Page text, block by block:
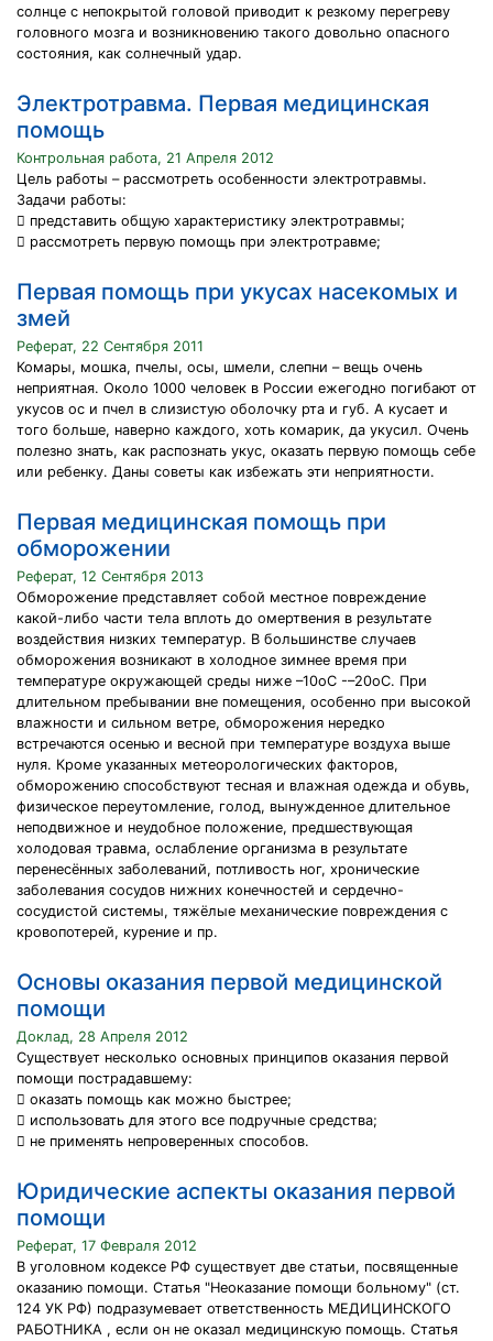
солнце с непокрытой головой приводит к резкому перегреву
головного мозга и возникновению такого довольно опасного
состояния, как солнечный удар.
Электротравма. Первая медицинская
помощь
Контрольная работа, 21 Апреля 2012
Цель работы – рассмотреть особенности электротравмы.
Задачи работы:
 представить общую характеристику электротравмы;
 рассмотреть первую помощь при электротравме;
Первая помощь при укусах насекомых и
змей
Реферат, 22 Сентября 2011
Комары, мошка, пчелы, осы, шмели, слепни – вещь очень
неприятная. Около 1000 человек в России ежегодно погибают от
укусов ос и пчел в слизистую оболочку рта и губ. А кусает и
того больше, наверно каждого, хоть комарик, да укусил. Очень
полезно знать, как распознать укус, оказать первую помощь себе
или ребенку. Даны советы как избежать эти неприятности.
Первая медицинская помощь при
обморожении
Реферат, 12 Сентября 2013
Обморожение представляет собой местное повреждение
какой-либо части тела вплоть до омертвения в результате
воздействия низких температур. В большинстве случаев
обморожения возникают в холодное зимнее время при
температуре окружающей среды ниже –10oС -–20oС. При
длительном пребывании вне помещения, особенно при высокой
влажности и сильном ветре, обморожения нередко
встречаются осенью и весной при температуре воздуха выше
нуля. Кроме указанных метеорологических факторов,
обморожению способствуют тесная и влажная одежда и обувь,
физическое переутомление, голод, вынужденное длительное
неподвижное и неудобное положение, предшествующая
холодовая травма, ослабление организма в результате
перенесённых заболеваний, потливость ног, хронические
заболевания сосудов нижних конечностей и сердечно-
сосудистой системы, тяжёлые механические повреждения с
кровопотерей, курение и пр.
Основы оказания первой медицинской
помощи
Доклад, 28 Апреля 2012
Существует несколько основных принципов оказания первой
помощи пострадавшему:
 оказать помощь как можно быстрее;
 использовать для этого все подручные средства;
 не применять непроверенных способов.
Юридические аспекты оказания первой
помощи
Реферат, 17 Февраля 2012
В уголовном кодексе РФ существует две статьи, посвященные
оказанию помощи. Статья "Неоказание помощи больному" (ст.
124 УК РФ) подразумевает ответственность МЕДИЦИНСКОГО
РАБОТНИКА , если он не оказал медицинскую помощь. Статья